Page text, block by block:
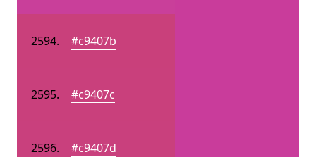
#c9407b
#c9407c
#c9407d